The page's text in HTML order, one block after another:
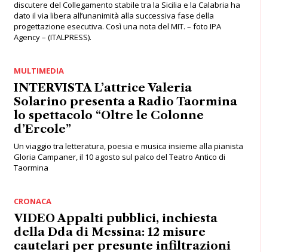
MULTIMEDIA
INTERVISTA L’attrice Valeria
Solarino presenta a Radio Taormina
d’Ercole”
Un viaggio tra letteratura, poesia e musica insieme alla pianista
Gloria Campaner, il 10 agosto sul palco del Teatro Antico di
Taormina
VIDEO Appalti pubblici, inchiesta
della Dda di Messina: 12 misure
negli appalti
Domiciliari per sei presunti promotori del sodalizio e interdittive
per sei imprenditori. L'indagine ipotizza un'organizzazione che
avrebbe controllato l'esecuzione di lavori pubblici attraverso
subappalti illeciti, false fatturazioni e autoriciclaggio